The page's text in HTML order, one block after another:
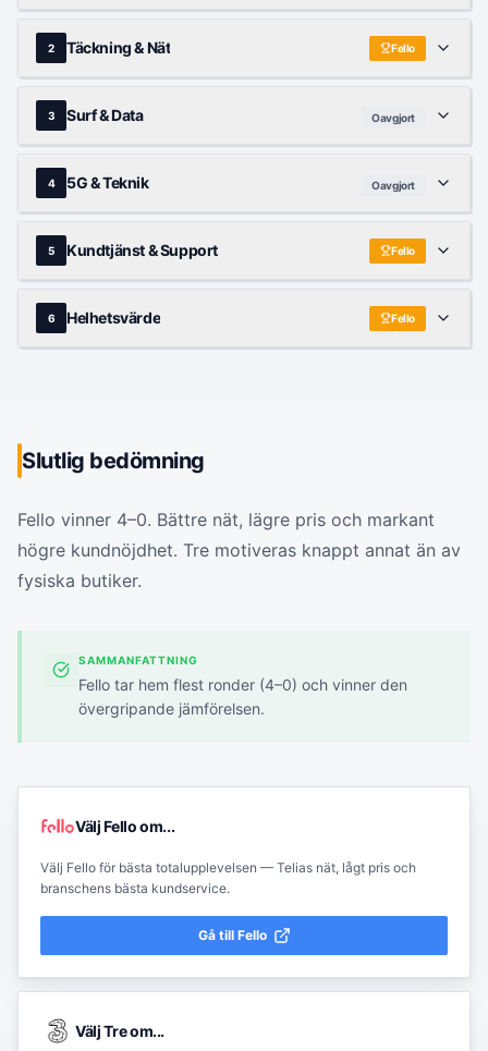
2 Täckning & Nät Fello
3 Surf & Data Oavgjort
4 5G & Teknik Oavgjort
5 Kundtjänst & Support Fello
6 Helhetsvärde Fello
Slutlig bedömning
Fello vinner 4–0. Bättre nät, lägre pris och markant
högre kundnöjdhet. Tre motiveras knappt annat än av
fysiska butiker.
SAMMANFATTNING
Fello tar hem flest ronder (4–0) och vinner den
övergripande jämförelsen.
VäljFelloom...
Välj Fello för bästa totalupplevelsen — Telias nät, lågt pris och
branschens bästa kundservice.
Gå till Fello
VäljTreom...